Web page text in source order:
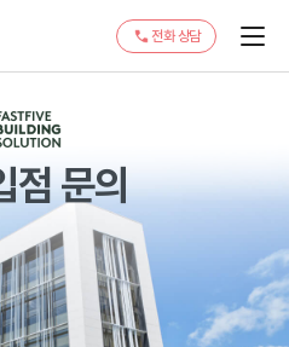
전화 상담
점 문의